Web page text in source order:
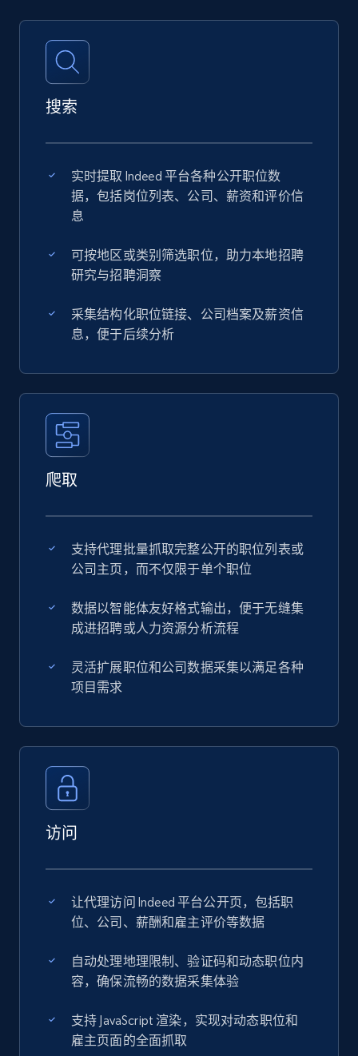
搜索
实时提取 Indeed 平台各种公开职位数
据，包括岗位列表、公司、薪资和评价信
息
可按地区或类别筛选职位，助力本地招聘
研究与招聘洞察
采集结构化职位链接、公司档案及薪资信
息，便于后续分析
爬取
支持代理批量抓取完整公开的职位列表或
公司主页，而不仅限于单个职位
数据以智能体友好格式输出，便于无缝集
成进招聘或人力资源分析流程
灵活扩展职位和公司数据采集以满足各种
项目需求
访问
让代理访问 Indeed 平台公开页，包括职
位、公司、薪酬和雇主评价等数据
自动处理地理限制、验证码和动态职位内
容，确保流畅的数据采集体验
支持 JavaScript 渲染，实现对动态职位和
雇主页面的全面抓取